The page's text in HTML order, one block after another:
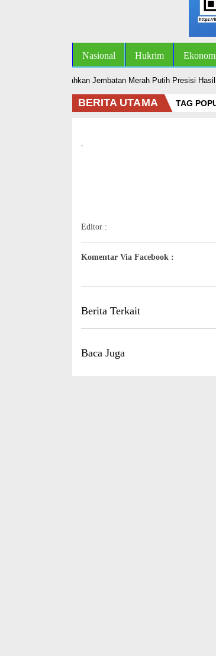
Nasional Hukrim
Kampar Serahkan Jembatan Merah Putih Presisi Hasil
BERITA UTAMA TAG
,
Editor :
Komentar Via Facebook :
Berita Terkait
Baca Juga